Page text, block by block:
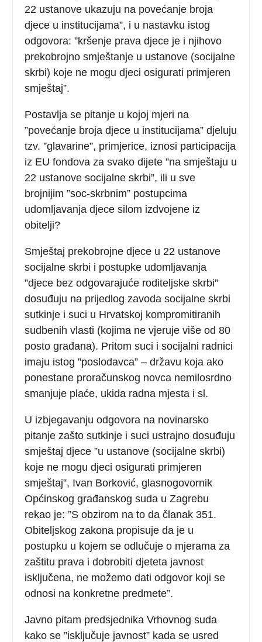
22 ustanove ukazuju na povećanje broja
djece u institucijama”, i u nastavku istog
odgovora: ”kršenje prava djece je i njihovo
prekobrojno smještanje u ustanove (socijalne
skrbi) koje ne mogu djeci osigurati primjeren
smještaj”.
Postavlja se pitanje u kojoj mjeri na
”povećanje broja djece u institucijama” djeluju
tzv. ”glavarine”, primjerice, iznosi participacija
iz EU fondova za svako dijete ”na smještaju u
22 ustanove socijalne skrbi”, ili u sve
brojnijim ”soc-skrbnim” postupcima
udomljavanja djece silom izdvojene iz
obitelji?
Smještaj prekobrojne djece u 22 ustanove
socijalne skrbi i postupke udomljavanja
”djece bez odgovarajuće roditeljske skrbi”
dosuđuju na prijedlog zavoda socijalne skrbi
sutkinje i suci u Hrvatskoj kompromitiranih
sudbenih vlasti (kojima ne vjeruje više od 80
posto građana). Pritom suci i socijalni radnici
imaju istog ”poslodavca” – državu koja ako
ponestane proračunskog novca nemilosrdno
smanjuje plaće, ukida radna mjesta i sl.
U izbjegavanju odgovora na novinarsko
pitanje zašto sutkinje i suci ustrajno dosuđuju
smještaj djece ”u ustanove (socijalne skrbi)
koje ne mogu djeci osigurati primjeren
smještaj”, Ivan Borković, glasnogovornik
Općinskog građanskog suda u Zagrebu
rekao je: ”S obzirom na to da članak 351.
Obiteljskog zakona propisuje da je u
postupku u kojem se odlučuje o mjerama za
zaštitu prava i dobrobiti djeteta javnost
isključena, ne možemo dati odgovor koji se
odnosi na konkretne predmete”.
Javno pitam predsjednika Vrhovnog suda
kako se ”isključuje javnost” kada se usred